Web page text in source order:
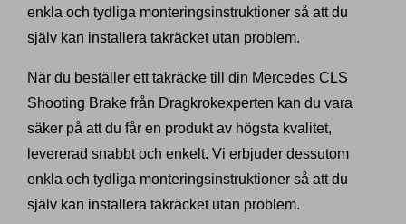
enkla och tydliga monteringsinstruktioner så att du
själv kan installera takräcket utan problem.
När du beställer ett takräcke till din Mercedes CLS
Shooting Brake från Dragkrokexperten kan du vara
säker på att du får en produkt av högsta kvalitet,
levererad snabbt och enkelt. Vi erbjuder dessutom
enkla och tydliga monteringsinstruktioner så att du
själv kan installera takräcket utan problem.